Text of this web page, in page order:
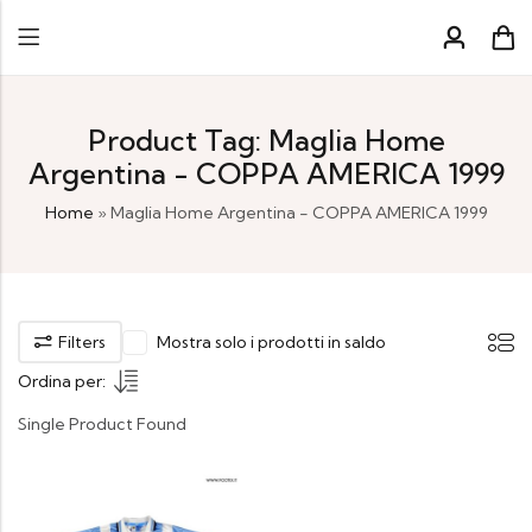
Product Tag: Maglia Home
Argentina - COPPA AMERICA 1999
Home » Maglia Home Argentina - COPPA AMERICA 1999
Filters
Mostra solo i prodotti in saldo
Ordina per:
Single Product Found